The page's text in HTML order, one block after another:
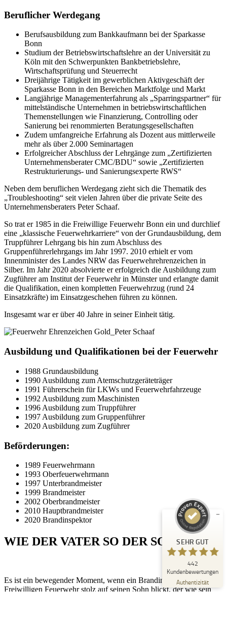
Beruflicher Werdegang
Berufsausbildung zum Bankkaufmann bei der Sparkasse
Bonn
Studium der Betriebswirtschaftslehre an der Universität zu
Köln mit den Schwerpunkten Bankbetriebslehre,
Wirtschaftsprüfung und Steuerrecht
Dreijährige Tätigkeit im gewerblichen Aktivgeschäft der
Sparkasse Bonn in den Bereichen Marktfolge und Markt
Langjährige Managementerfahrung als „Sparringspartner“ für
mittelständische Unternehmen in betriebswirtschaftlichen
Themenstellungen wie Finanzierung, Controlling oder
Sanierung bei renommierten Beratungsgesellschaften
Zudem umfangreiche Erfahrung als Dozent aus mittlerweile
mehr als über 2.000 Seminartagen
Erfolgreicher Abschluss der Lehrgänge zum „Zertifizierten
Unternehmensberater CMC/BDU“ sowie „Zertifizierten
Restrukturierungs- und Sanierungsexperte RWS“
Neben dem beruflichen Werdegang zieht sich die Thematik des
„Troubleshooting“ seit vielen Jahren über die private Seite des
Unternehmensberaters Peter Schaaf.
So trat er 1985 in die Freiwillige Feuerwehr Bonn ein und durchlief
eine „klassische Feuerwehrkarriere“ von der Grundausbildung, dem
Truppführer Lehrgang bis hin zum Abschluss des
Gruppenführerlehrgangs im Jahr 1997. 2010 erhielt er vom
Innenminister des Landes NRW das Feuerwehrehrenzeichen in
Silber. Im Jahr 2020 absolvierte er erfolgreich die Ausbildung zum
Zugführer am Institut der Feuerwehr in Münster und erlangte damit
die Qualifikation, einen kompletten Feuerwehrzug (rund 24
Einsatzkräfte) im Einsatzgeschehen führen zu können.
Insgesamt war er über 40 Jahre in seiner Einheit tätig.
Ausbildung und Qualifikationen bei der Feuerwehr
1988 Grundausbildung
1990 Ausbildung zum Atemschutzgeräteträger
1991 Führerschein für LKWs und Feuerwehrfahrzeuge
1992 Ausbildung zum Maschinisten
1996 Ausbildung zum Truppführer
1997 Ausbildung zum Gruppenführer
2020 Ausbildung zum Zugführer
Beförderungen:
1989 Feuerwehrmann
1993 Oberfeuerwehrmann
1997 Unterbrandmeister
1999 Brandmeister
2002 Oberbrandmeister
2010 Hauptbrandmeister
2020 Brandinspektor
WIE DER VATER SO DER SOHN
Es ist ein bewegender Moment, wenn ein Brandinspektor der
Freiwilligen Feuerwehr stolz auf seinen Sohn blickt, der wie sein
SEHR GUT
442
Kundenbewertungen
Authentizität
Empfehlungen auf
ProvenExpert.com
Bewertungen auf ProvenExpert.com
Blick aufs ProvenExpert-Profil werfen
22.07.2026